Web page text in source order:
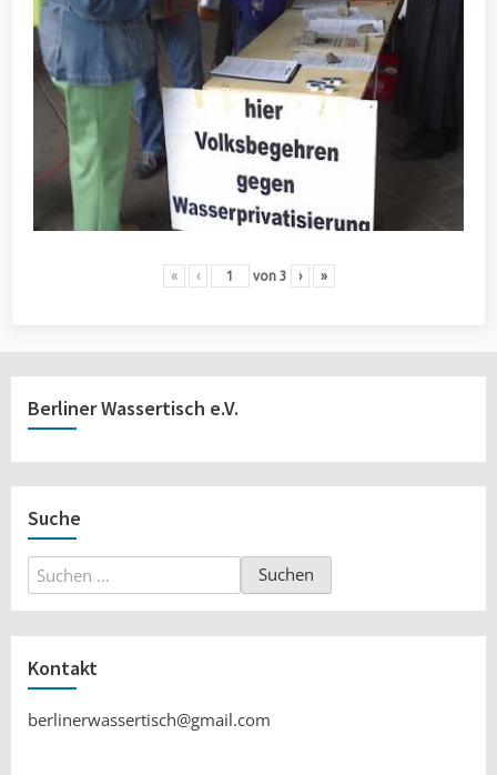
« ‹ von 3 › »
Berliner Wassertisch e.V.
Suche
Suchen
nach:
Kontakt
berlinerwassertisch@gmail.com